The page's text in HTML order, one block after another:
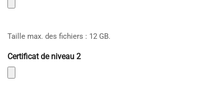
Taille max. des fichiers : 12 GB.
Certificat de niveau 2